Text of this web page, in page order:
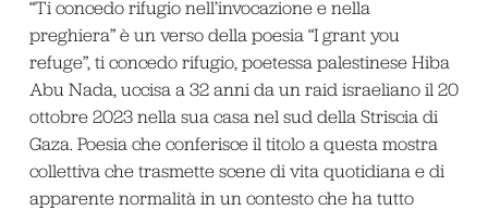
“Ti concedo rifugio nell’invocazione e nella
preghiera” è un verso della poesia “I grant you
refuge”, ti concedo rifugio, poetessa palestinese Hiba
Abu Nada, uccisa a 32 anni da un raid israeliano il 20
ottobre 2023 nella sua casa nel sud della Striscia di
Gaza. Poesia che conferisce il titolo a questa mostra
collettiva che trasmette scene di vita quotidiana e di
apparente normalità in un contesto che ha tutto